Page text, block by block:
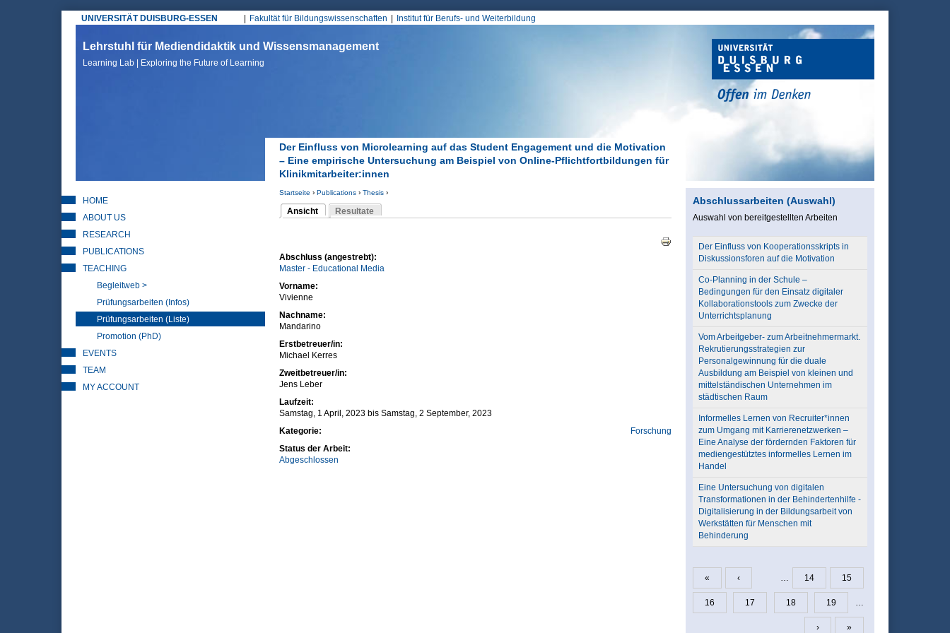
UNIVERSITÄT DUISBURG-ESSEN
Hauptmenü
Fakultät für Bildungswissenschaften Institut für Berufs- und Weiterbildung
Lehrstuhl für Mediendidaktik und Wissensmanagement
Learning Lab | Exploring the Future of Learning
Der Einfluss von Microlearning auf das Student Engagement und die Motivation
– Eine empirische Untersuchung am Beispiel von Online-Pflichtfortbildungen für
Klinikmitarbeiter:innen
Sie sind hier
Startseite › Publications› Thesis›
Ansicht
(aktiver Reiter)
Resultate
Abschluss (angestrebt):
Master - Educational Media
Vorname:
Vivienne
Nachname:
Mandarino
Erstbetreuer/in:
Michael Kerres
Zweitbetreuer/in:
Jens Leber
Laufzeit:
Samstag, 1 April, 2023bis Samstag, 2 September, 2023
Kategorie:
Forschung
Status der Arbeit:
Abgeschlossen
HOME
ABOUT US
RESEARCH
PUBLICATIONS
TEACHING
Begleitweb >
Prüfungsarbeiten (Infos)
Prüfungsarbeiten (Liste)
Promotion (PhD)
EVENTS
TEAM
MY ACCOUNT
Abschlussarbeiten (Auswahl)
Auswahl von bereitgestellten Arbeiten
Der Einfluss von Kooperationsskripts in
Diskussionsforen auf die Motivation
Co-Planning in der Schule –
Bedingungen für den Einsatz digitaler
Kollaborationstools zum Zwecke der
Unterrichtsplanung
Vom Arbeitgeber- zum Arbeitnehmermarkt.
Rekrutierungsstrategien zur
Personalgewinnung für die duale
Ausbildung am Beispiel von kleinen und
mittelständischen Unternehmen im
städtischen Raum
Informelles Lernen von Recruiter*innen
zum Umgang mit Karrierenetzwerken –
Eine Analyse der fördernden Faktoren für
mediengestütztes informelles Lernen im
Handel
Eine Untersuchung von digitalen
Transformationen in der Behindertenhilfe -
Digitalisierung in der Bildungsarbeit von
Werkstätten für Menschen mit
Behinderung
Seiten
« ‹ … 14 15
16 17 18 19 …
› »